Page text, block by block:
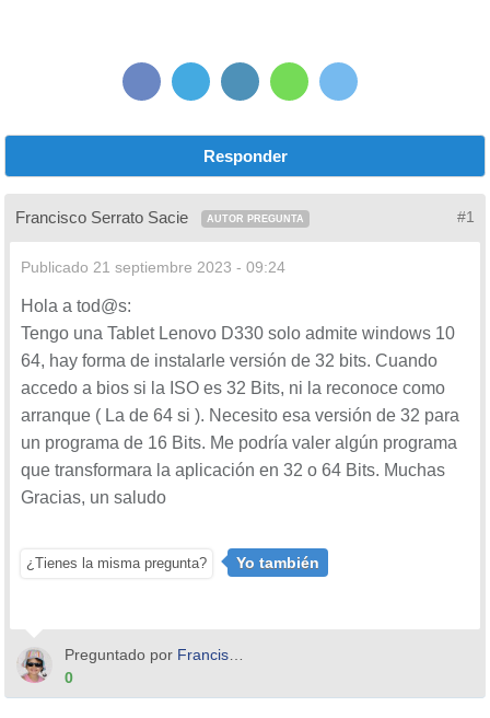
Responder
Francisco Serrato Sacie AUTOR PREGUNTA #1
Publicado 21 septiembre 2023 - 09:24
Hola a tod@s:
Tengo una Tablet Lenovo D330 solo admite windows 10
64, hay forma de instalarle versión de 32 bits. Cuando
accedo a bios si la ISO es 32 Bits, ni la reconoce como
arranque ( La de 64 si ). Necesito esa versión de 32 para
un programa de 16 Bits. Me podría valer algún programa
que transformara la aplicación en 32 o 64 Bits. Muchas
Gracias, un saludo
¿Tienes la misma pregunta? Yo también
Preguntado por Francisco Serrato Sacie
0